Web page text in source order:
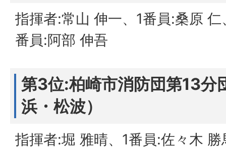
指揮者:常山 伸一、1番員:桑原
番員:阿部 伸吾
第3位:柏崎市消防団第13分
浜・松波）
指揮者:堀 雅晴、1番員:佐々木